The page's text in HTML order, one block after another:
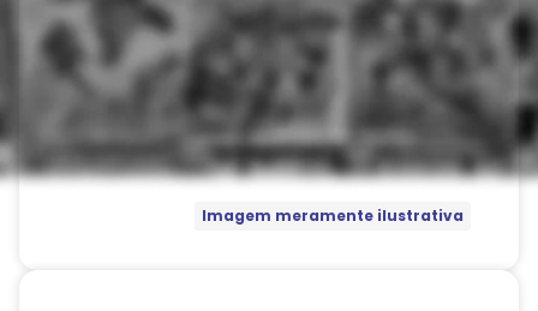
Imagem meramente ilustrativa